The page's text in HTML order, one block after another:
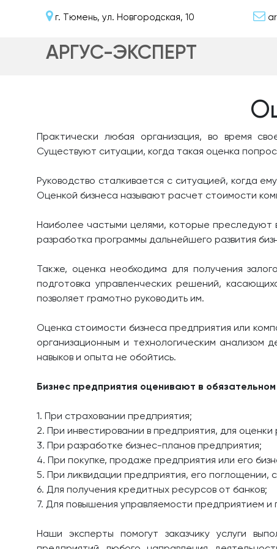
г. Тюмень, ул. Новгородская, 10
АРГУС-ЭКСПЕРТ
Практически любая организация, во время
Существуют ситуации, когда такая оценка
Руководство сталкивается с ситуацией, когда
Оценкой бизнеса называют расчет стоимости
Наиболее частыми целями, которые преследуют
разработка программы дальнейшего развития
Также, оценка необходима для получения
подготовка управленческих решений,
позволяет грамотно руководить им.
Оценка стоимости бизнеса предприятия или
организационным и технологическим анализом
навыков и опыта не обойтись.
Бизнес предприятия оценивают в
1. При страховании предприятия;
2. При инвестировании в предприятия, для
3. При разработке бизнес-планов предприятия;
4. При покупке, продаже предприятия или его
5. При ликвидации предприятия, его поглощении,
6. Для получения кредитных ресурсов от банков;
7. Для повышения управляемости предприятием
Наши эксперты помогут заказчику услуги